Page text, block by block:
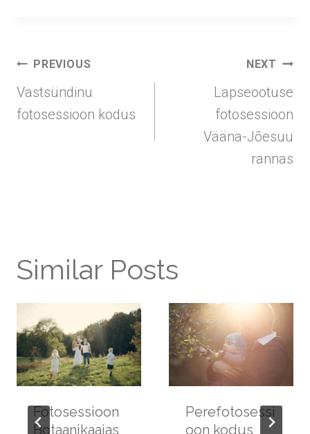
PostPREVIOUS
Vastsündinu
fotosessioon kodus
NEXT
Lapseootuse
fotosessioon
Vääna-Jõesuu
rannas
Similar Posts
Fotosessioon
Botaanikaaias
Perefotosessi
oon kodus